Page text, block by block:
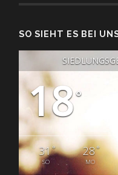
SO SIEHT ES BEI
18°
31°
SO
28°
MO